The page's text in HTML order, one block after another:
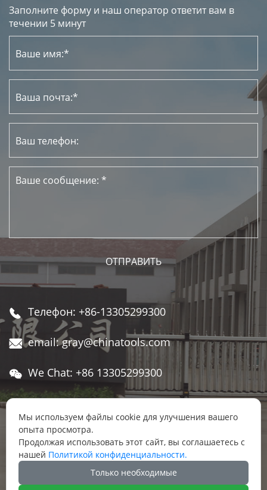
Заполните форму и наш оператор ответит вам в
течении 5 минут
 Телефон: +86-13305299300
 email: gray@chinatools.com
 We Chat: +86 13305299300
Адрес: Восточный индустриальный парк, в
переулке пос. Даньбэй, г. Даньян, г.
Чжэньцзян, провинции Цзянсу
 
Мы используем файлы cookie для улучшения вашего
опыта просмотра.
Продолжая использовать этот сайт, вы соглашаетесь с
нашей Политикой конфиденциальности.
Только необходимые